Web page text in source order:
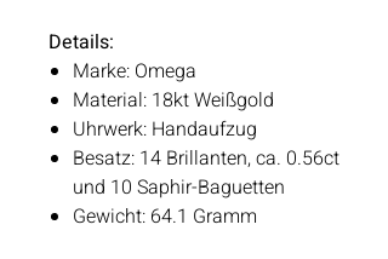
Details:
Marke: Omega
Material: 18kt Weißgold
Uhrwerk: Handaufzug
Besatz: 14 Brillanten, ca. 0.56ct
und 10 Saphir-Baguetten
Gewicht: 64.1 Gramm